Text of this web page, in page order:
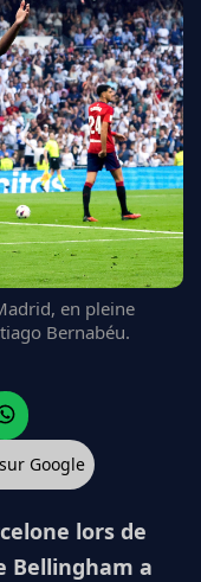
en pleine
Bernabéu.
Google
lors de
Bellingham a